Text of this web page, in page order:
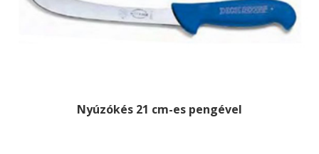
Nyúzókés 21 cm-es pengével